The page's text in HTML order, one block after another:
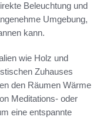
Beleuchtung und
Umgebung,
kann.
wie Holz und
Zuhauses
den Räumen Wärme
Meditations- oder
eine entspannte